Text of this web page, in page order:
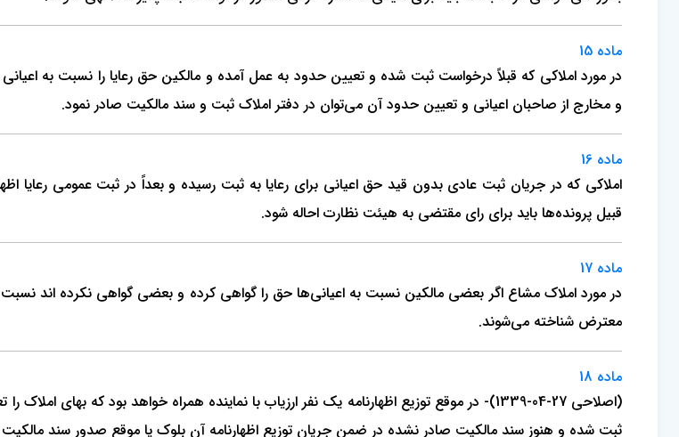
ماده 15
در مورد املاکی که قبلاً درخواست ثبت شده و تعیین حدود به عمل آمده و مالکین حق رعایا را نسبت به
و مخارج از صاحبان اعیانی و تعیین حدود آن می‌توان در دفتر املاک ثبت و سند مالکیت صادر نمود.
ماده 16
املاکی که در جریان ثبت عادی بدون قید حق اعیانی برای رعایا به ثبت رسیده و بعداً در ثبت عمومی رعایا
قبیل پرونده‌ها باید برای رای مقتضی به هیئت نظارت احاله شود.
ماده 17
در مورد املاک مشاع اگر بعضی مالکین نسبت به اعیانی‌ها حق را گواهی کرده و بعضی گواهی نکرده اند نسبت به
معترض شناخته می‌شوند.
ماده 18
(اصلاحی 27-04-1339)- در موقع توزیع اظهارنامه یک نفر ارزیاب با نماینده همراه خواهد بود که
ثبت شده و هنوز سند مالکیت صادر نشده در ضمن جریان توزیع اظهارنامه آن بلوک یا موقع صدور سند